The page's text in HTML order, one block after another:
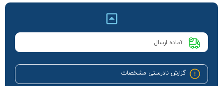
آماده ارسال
گزارش نادرستی مشخصات